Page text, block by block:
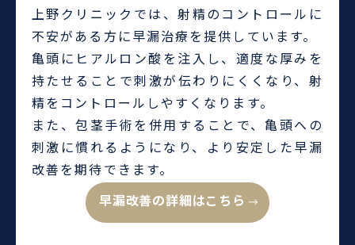
上野クリニックでは、射精のコントロールに
不安がある方に早漏治療を提供しています。
亀頭にヒアルロン酸を注入し、適度な厚みを
持たせることで刺激が伝わりにくくなり、射
精をコントロールしやすくなります。
また、包茎手術を併用することで、亀頭への
刺激に慣れるようになり、より安定した早漏
改善を期待できます。
早漏改善の詳細はこちら